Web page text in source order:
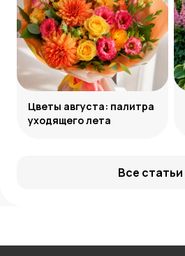
Все статьи
Цветы августа: палитра
уходящего лета